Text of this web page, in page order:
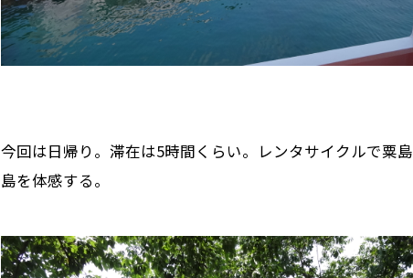
今回は日帰り。滞在は5時間くらい。レンタサイクルで粟島
島を体感する。